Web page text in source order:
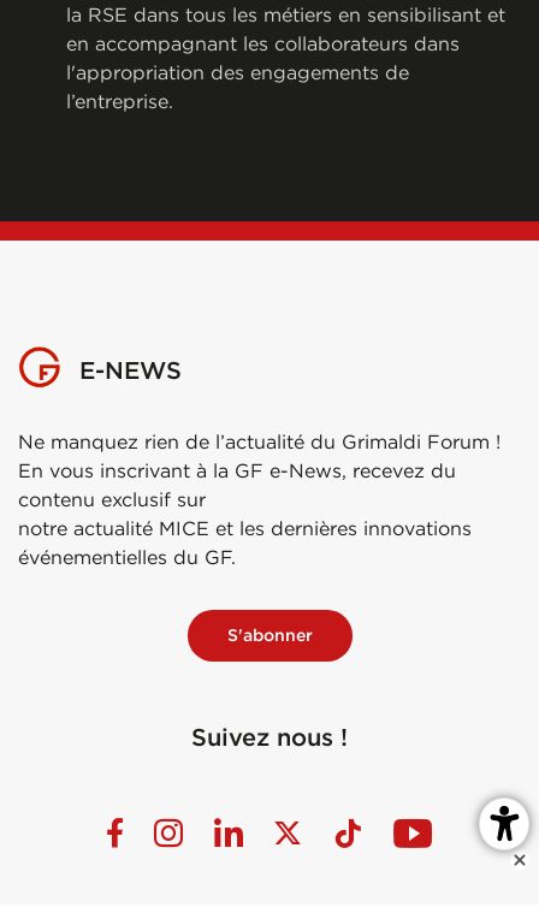
la RSE dans tous les métiers en sensibilisant et
en accompagnant les collaborateurs dans
l'appropriation des engagements de
l’entreprise.
E-NEWS
Ne manquez rien de l’actualité du Grimaldi Forum !
En vous inscrivant à la GF e-News, recevez du
contenu exclusif sur
notre actualité MICE et les dernières innovations
événementielles du GF.
S'abonner
Suivez nous !